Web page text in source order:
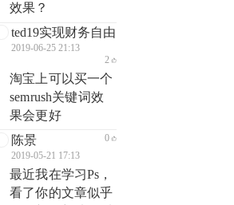
效果？
ted19实现财务自由
2019-06-25 21:13
2
淘宝上可以买一个
semrush关键词效
果会更好
陈景
2019-05-21 17:13
0
最近我在学习Ps，
看了你的文章似乎